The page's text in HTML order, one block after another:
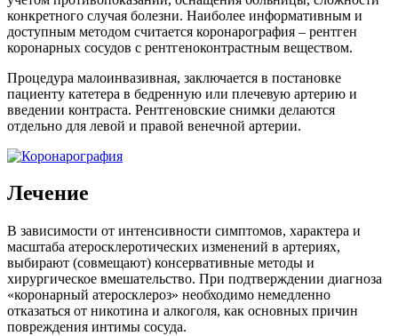
конкретного случая болезни. Наиболее информативным и
доступным методом считается коронарография – рентген
коронарных сосудов с рентгеноконтрастным веществом.
Процедура малоинвазивная, заключается в постановке
пациенту катетера в бедренную или плечевую артерию и
введении контраста. Рентгеновские снимки делаются
отдельно для левой и правой венечной артерии.
Лечение
В зависимости от интенсивности симптомов, характера и
масштаба атеросклеротических изменений в артериях,
выбирают (совмещают) консервативные методы и
хирургическое вмешательство. При подтверждении диагноза
«коронарный атеросклероз» необходимо немедленно
отказаться от никотина и алкоголя, как основных причин
повреждения интимы сосуда.